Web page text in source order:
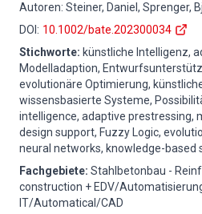
Autoren: Steiner, Daniel, Sprenger,
DOI : 10.1002/bate.202300034
Stichworte: künstliche Intelligenz,
Modelladaption,
evolutionäre Optimierung,
wissensbasierte Systeme,
intelligence, adaptive prestressing,
design support, Fuzzy Logic,
neural networks, knowledge-based
Fachgebiete: Stahlbetonbau -
construction + EDV/
IT/Automatical/CAD